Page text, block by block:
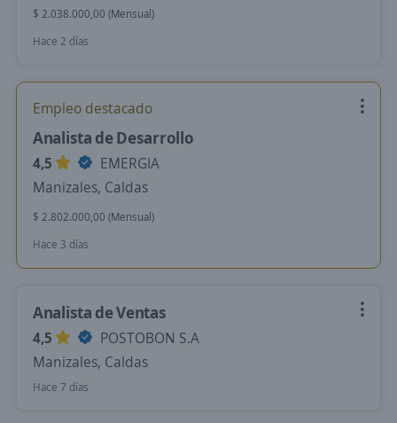
$ 2.038.000,00 (Mensual)
Hace 2 días
Empleo destacado
Analista de Desarrollo
4,5
EMERGIA
Manizales, Caldas
$ 2.802.000,00 (Mensual)
Hace 3 días
Analista de Ventas
4,5
POSTOBON S.A
Manizales, Caldas
Hace 7 días